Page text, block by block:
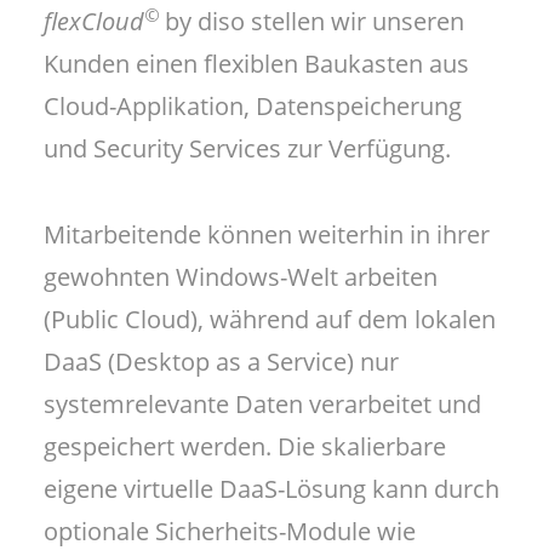
flexCloud© by diso stellen wir unseren
Kunden einen flexiblen Baukasten aus
Cloud-Applikation, Datenspeicherung
und Security Services zur Verfügung.
Mitarbeitende können weiterhin in ihrer
gewohnten Windows-Welt arbeiten
(Public Cloud), während auf dem lokalen
DaaS (Desktop as a Service) nur
systemrelevante Daten verarbeitet und
gespeichert werden. Die skalierbare
eigene virtuelle DaaS-Lösung kann durch
optionale Sicherheits-Module wie